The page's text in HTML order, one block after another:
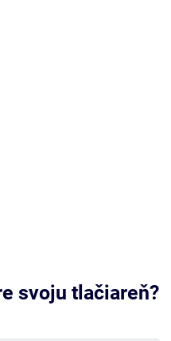
svoju tlačiareň?